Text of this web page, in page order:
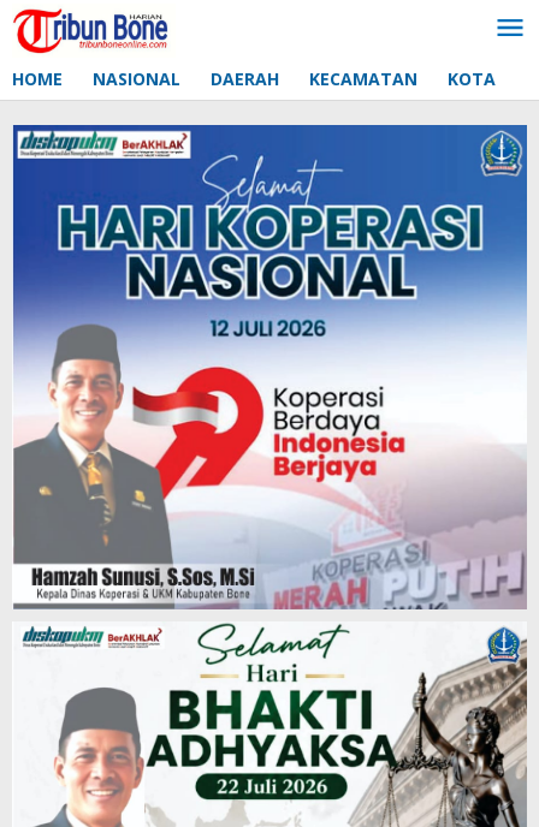
Lewati
ke
HOME NASIONAL DAERAH KECAMATAN KOTA